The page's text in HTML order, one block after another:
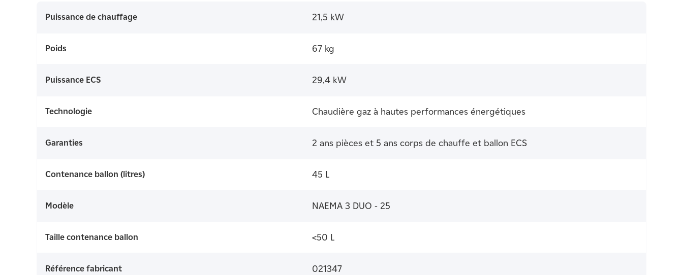
Puissance de chauffage 21,5 kW
Poids 67 kg
Puissance ECS 29,4 kW
Technologie Chaudière gaz à hautes performances énergétiques
Garanties 2 ans pièces et 5 ans corps de chauffe et ballon ECS
Contenance ballon (litres) 45 L
Modèle NAEMA 3 DUO - 25
Taille contenance ballon <50 L
Référence fabricant 021347